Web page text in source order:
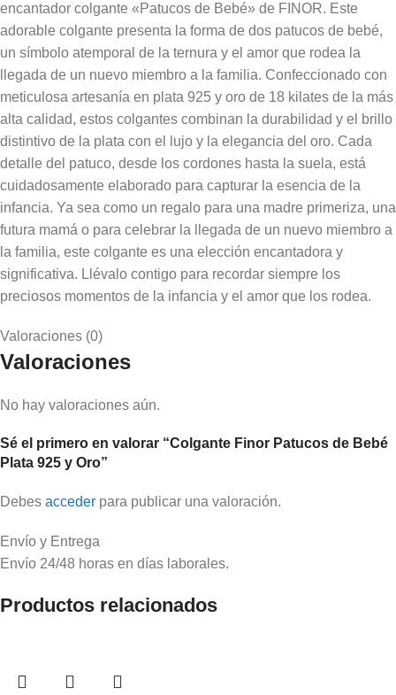
encantador colgante «Patucos de Bebé» de FINOR. Este
adorable colgante presenta la forma de dos patucos de bebé,
un símbolo atemporal de la ternura y el amor que rodea la
llegada de un nuevo miembro a la familia. Confeccionado con
meticulosa artesanía en plata 925 y oro de 18 kilates de la más
alta calidad, estos colgantes combinan la durabilidad y el brillo
distintivo de la plata con el lujo y la elegancia del oro. Cada
detalle del patuco, desde los cordones hasta la suela, está
cuidadosamente elaborado para capturar la esencia de la
infancia. Ya sea como un regalo para una madre primeriza, una
futura mamá o para celebrar la llegada de un nuevo miembro a
la familia, este colgante es una elección encantadora y
significativa. Llévalo contigo para recordar siempre los
preciosos momentos de la infancia y el amor que los rodea.
Valoraciones (0)
Valoraciones
No hay valoraciones aún.
Sé el primero en valorar “Colgante Finor Patucos de Bebé
Plata 925 y Oro”
Debes acceder para publicar una valoración.
Envío y Entrega
Envío 24/48 horas en días laborales.
Productos relacionados